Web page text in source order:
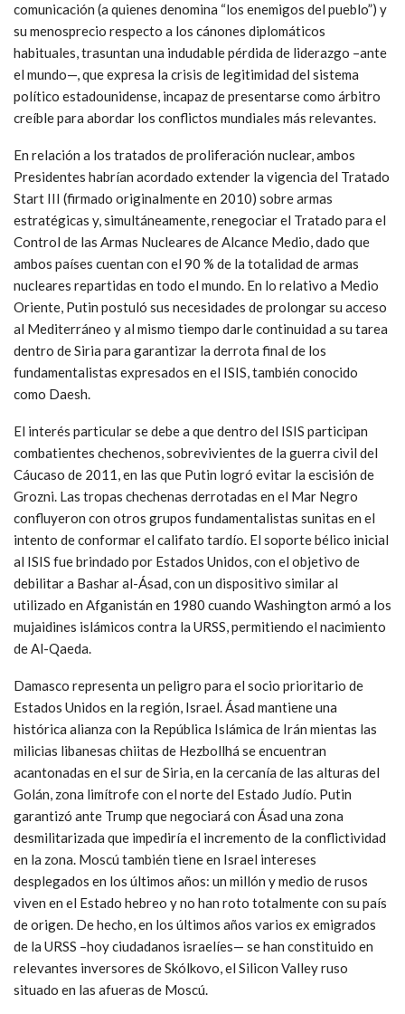
comunicación (a quienes denomina “los enemigos del pueblo”) y
su menosprecio respecto a los cánones diplomáticos
habituales, trasuntan una indudable pérdida de liderazgo –ante
el mundo—, que expresa la crisis de legitimidad del sistema
político estadounidense, incapaz de presentarse como árbitro
creíble para abordar los conflictos mundiales más relevantes.
En relación a los tratados de proliferación nuclear, ambos
Presidentes habrían acordado extender la vigencia del Tratado
Start III (firmado originalmente en 2010) sobre armas
estratégicas y, simultáneamente, renegociar el Tratado para el
Control de las Armas Nucleares de Alcance Medio, dado que
ambos países cuentan con el 90 % de la totalidad de armas
nucleares repartidas en todo el mundo. En lo relativo a Medio
Oriente, Putin postuló sus necesidades de prolongar su acceso
al Mediterráneo y al mismo tiempo darle continuidad a su tarea
dentro de Siria para garantizar la derrota final de los
fundamentalistas expresados en el ISIS, también conocido
como Daesh.
El interés particular se debe a que dentro del ISIS participan
combatientes chechenos, sobrevivientes de la guerra civil del
Cáucaso de 2011, en las que Putin logró evitar la escisión de
Grozni. Las tropas chechenas derrotadas en el Mar Negro
confluyeron con otros grupos fundamentalistas sunitas en el
intento de conformar el califato tardío. El soporte bélico inicial
al ISIS fue brindado por Estados Unidos, con el objetivo de
debilitar a Bashar al-Ásad, con un dispositivo similar al
utilizado en Afganistán en 1980 cuando Washington armó a los
mujaidines islámicos contra la URSS, permitiendo el nacimiento
de Al-Qaeda.
Damasco representa un peligro para el socio prioritario de
Estados Unidos en la región, Israel. Ásad mantiene una
histórica alianza con la República Islámica de Irán mientas las
milicias libanesas chiitas de Hezbollhá se encuentran
acantonadas en el sur de Siria, en la cercanía de las alturas del
Golán, zona limítrofe con el norte del Estado Judío. Putin
garantizó ante Trump que negociará con Ásad una zona
desmilitarizada que impediría el incremento de la conflictividad
en la zona. Moscú también tiene en Israel intereses
desplegados en los últimos años: un millón y medio de rusos
viven en el Estado hebreo y no han roto totalmente con su país
de origen. De hecho, en los últimos años varios ex emigrados
de la URSS –hoy ciudadanos israelíes— se han constituido en
relevantes inversores de Skólkovo, el Silicon Valley ruso
situado en las afueras de Moscú.